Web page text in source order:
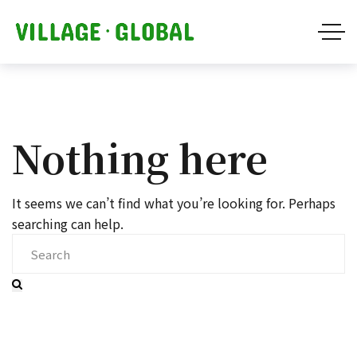
Nothing here
It seems we can’t find what you’re looking for. Perhaps
searching can help.